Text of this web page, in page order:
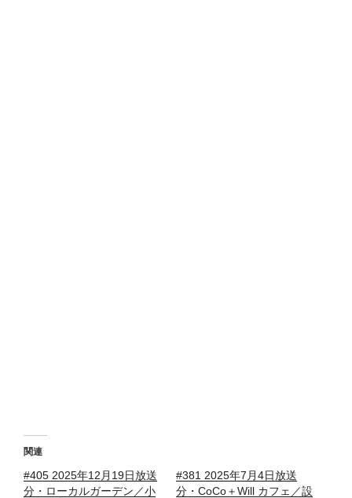
関連
#405 2025年12月19日放送
分・ローカルガーデン／小
#381 2025年7月4日放送
分・CoCo＋Will カフェ／設